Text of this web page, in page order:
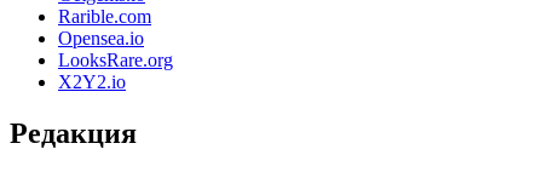
Rarible.com
Opensea.io
LooksRare.org
X2Y2.io
Редакция